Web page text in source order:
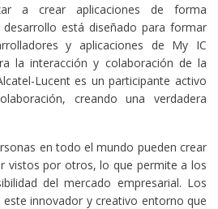
a crear aplicaciones de forma
está diseñado para formar
y aplicaciones de My IC
la interacción y colaboración de la
Lucent es un participante activo
creando una verdadera
en todo el mundo pueden crear
vistos por otros, lo que permite a los
del mercado empresarial. Los
innovador y creativo entorno que